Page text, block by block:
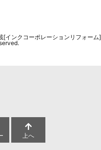
[インクコーポレーションリフォーム]
上へ